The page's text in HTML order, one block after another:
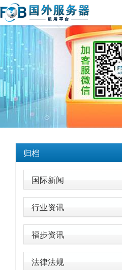
归档
国际新闻
行业资讯
福步资讯
法律法规